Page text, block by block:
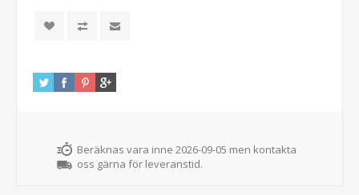
Beräknas vara inne 2026-09-05 men kontakta
oss gärna för leveranstid.